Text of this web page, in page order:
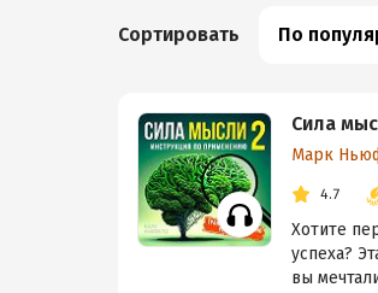
Сортировать По
Сила
Марк
4.7
Хотите
успеха?
вы